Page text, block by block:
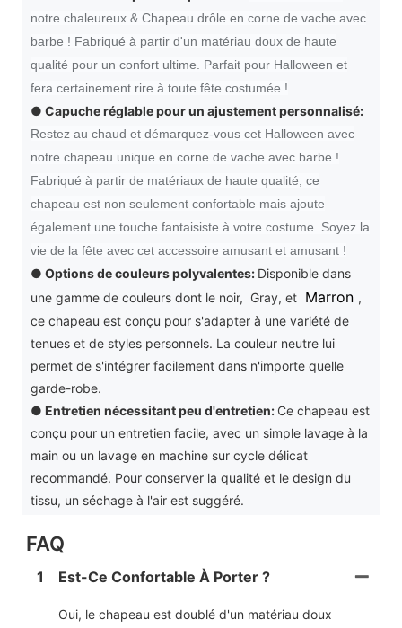
notre chaleureux & Chapeau drôle en corne de vache avec
barbe ! Fabriqué à partir d'un matériau doux de haute
qualité pour un confort ultime. Parfait pour Halloween et
fera certainement rire à toute fête costumée !
● Capuche réglable pour un ajustement personnalisé:
Restez au chaud et démarquez-vous cet Halloween avec
notre chapeau unique en corne de vache avec barbe !
Fabriqué à partir de matériaux de haute qualité, ce
chapeau est non seulement confortable mais ajoute
également une touche fantaisiste à votre costume. Soyez la
vie de la fête avec cet accessoire amusant et amusant !
● Options de couleurs polyvalentes: Disponible dans
une gamme de couleurs dont le noir, Gray, et Marron ,
ce chapeau est conçu pour s'adapter à une variété de
tenues et de styles personnels. La couleur neutre lui
permet de s'intégrer facilement dans n'importe quelle
garde-robe.
● Entretien nécessitant peu d'entretien: Ce chapeau est
conçu pour un entretien facile, avec un simple lavage à la
main ou un lavage en machine sur cycle délicat
recommandé. Pour conserver la qualité et le design du
tissu, un séchage à l'air est suggéré.
FAQ
1 Est-Ce Confortable À Porter ?
Oui, le chapeau est doublé d'un matériau doux